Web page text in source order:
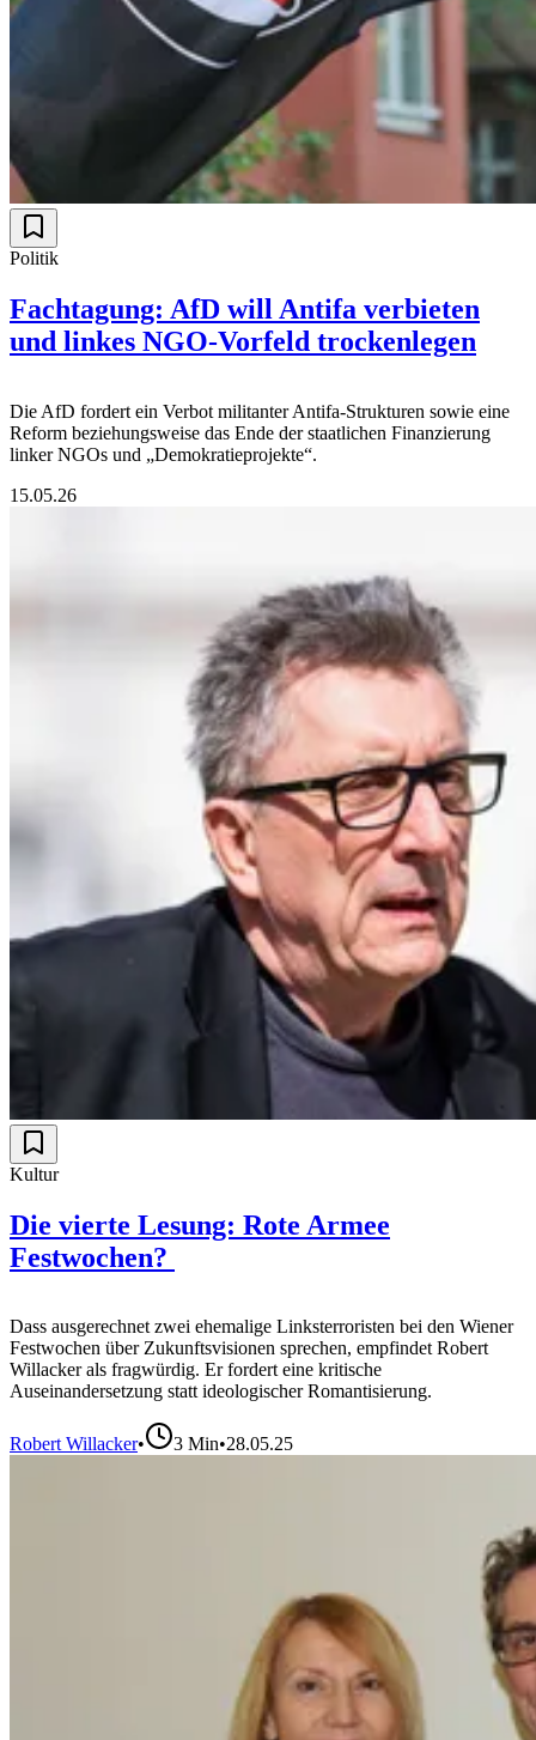
Politik
Fachtagung: AfD will Antifa verbieten
und linkes NGO-Vorfeld trockenlegen
Die AfD fordert ein Verbot militanter Antifa-Strukturen sowie eine
Reform beziehungsweise das Ende der staatlichen Finanzierung
linker NGOs und „Demokratieprojekte“.
15.05.26
Kultur
Die vierte Lesung: Rote Armee
Festwochen?
Dass ausgerechnet zwei ehemalige Linksterroristen bei den Wiener
Festwochen über Zukunftsvisionen sprechen, empfindet Robert
Willacker als fragwürdig. Er fordert eine kritische
Auseinandersetzung statt ideologischer Romantisierung.
Robert Willacker• 3 Min•28.05.25